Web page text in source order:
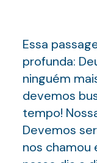
Essa
profunda:
ninguém
devemos
tempo!
Devemos
nos chamou